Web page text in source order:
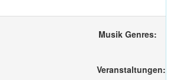
Musik Genres:
Veranstaltungen: